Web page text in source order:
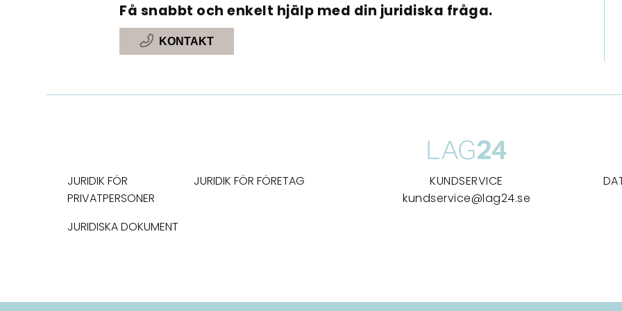
Få snabbt och enkelt hjälp med din juridiska fråga.
KONTAKT
JURIDIK FÖR
PRIVATPERSONER
JURIDIK FÖR FÖRETAG
JURIDISKA DOKUMENT
KUNDSERVICE
kundservice@lag24.se